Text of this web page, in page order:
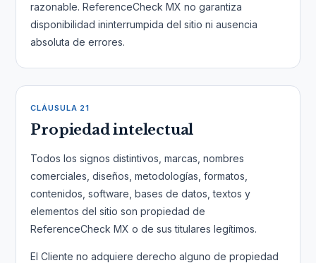
razonable. ReferenceCheck MX no garantiza
disponibilidad ininterrumpida del sitio ni ausencia
absoluta de errores.
CLÁUSULA 21
Propiedad intelectual
Todos los signos distintivos, marcas, nombres
comerciales, diseños, metodologías, formatos,
contenidos, software, bases de datos, textos y
elementos del sitio son propiedad de
ReferenceCheck MX o de sus titulares legítimos.
El Cliente no adquiere derecho alguno de propiedad